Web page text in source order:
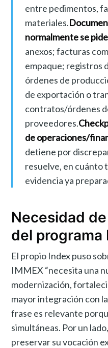
entre pedimentos,
materiales.
normalmente se
anexos; facturas
empaque; registros
órdenes de
de exportación o
contratos/órdenes
proveedores.
de operaciones/
detiene por
resuelve, en cuánto
evidencia ya
Necesidad
del programa
El propio Index puso
IMMEX “necesita una
modernización,
mayor integración con
frase es relevante
simultáneas. Por un
preservar su vocación